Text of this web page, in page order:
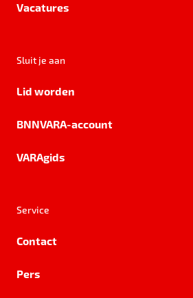
Vacatures
Sluit je aan
Lid worden
BNNVARA-account
VARAgids
Service
Contact
Pers